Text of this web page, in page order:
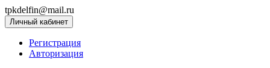
tpkdelfin@mail.ru
Личный кабинет
Регистрация
Авторизация